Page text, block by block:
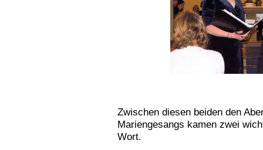
Zwischen diesen beiden den
Mariengesangs kamen zwei
Wort.